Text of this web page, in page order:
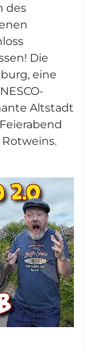
des
Die
eine
Altstadt